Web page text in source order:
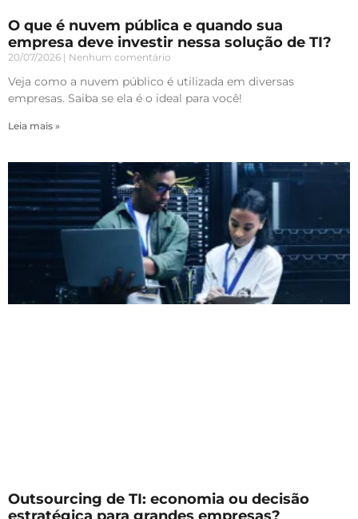
O que é nuvem pública e quando sua
empresa deve investir nessa solução de TI?
20/07/2026 Nenhum comentário
Veja como a nuvem público é utilizada em diversas
empresas. Saiba se ela é o ideal para você!
Leia mais »
Outsourcing de TI: economia ou decisão